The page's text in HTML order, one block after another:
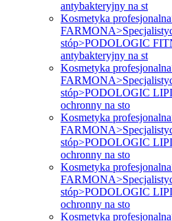
antybakteryjny na st
Kosmetyka
stóp>PODOLOGIC
antybakteryjny na st
Kosmetyka
stóp>PODOLOGIC
ochronny na sto
Kosmetyka
stóp>PODOLOGIC
ochronny na sto
Kosmetyka
stóp>PODOLOGIC
ochronny na sto
Kosmetyka